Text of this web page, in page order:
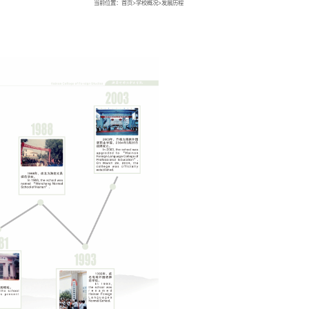
当前位置： 首页>学校概况>发展历程